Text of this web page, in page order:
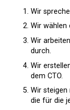
Wir
Wir wählen
Wir
durch.
Wir
dem CTO.
Wir
die für die